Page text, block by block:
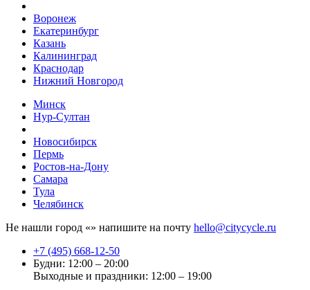
Воронеж
Екатеринбург
Казань
Калининград
Краснодар
Нижний Новгород
Минск
Нур-Султан
Новосибирск
Пермь
Ростов-на-Дону
Самара
Тула
Челябинск
Не нашли город «» напишите на почту hello@citycycle.ru
+7 (495) 668-12-50
Будни: 12:00 – 20:00
Выходные и праздники: 12:00 – 19:00